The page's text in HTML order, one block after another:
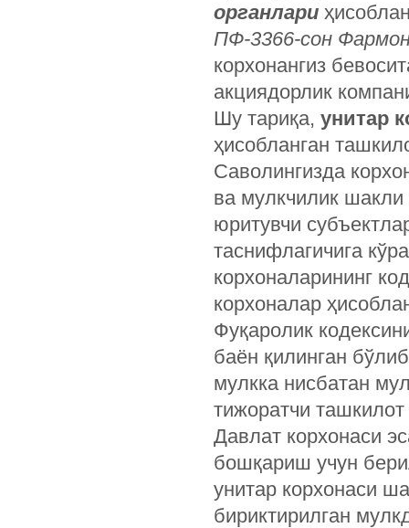
органлари
ПФ-3366-сон
корхонангиз
акциядорлик
Шу тариқа, унитар
ҳисобланган
Саволингизда
ва мулкчилик шакли
юритувчи
таснифлагичига
корхоналарининг
корхоналар
Фуқаролик
баён қилинган
мулкка нисбатан
тижоратчи
Давлат корхонаси
бошқариш учун
унитар корхонаси
бириктирилган